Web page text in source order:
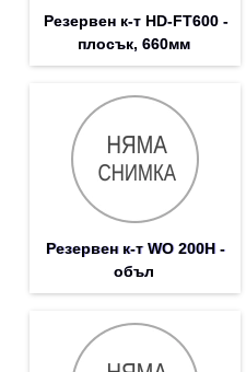
Резервен к-т HD-FT600 -
плосък, 660мм
Резервен к-т WO 200H -
объл